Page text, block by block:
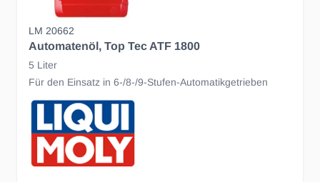
LM 20662
Automatenöl, Top Tec ATF 1800
5 Liter
Für den Einsatz in 6-/8-/9-Stufen-Automatikgetrieben